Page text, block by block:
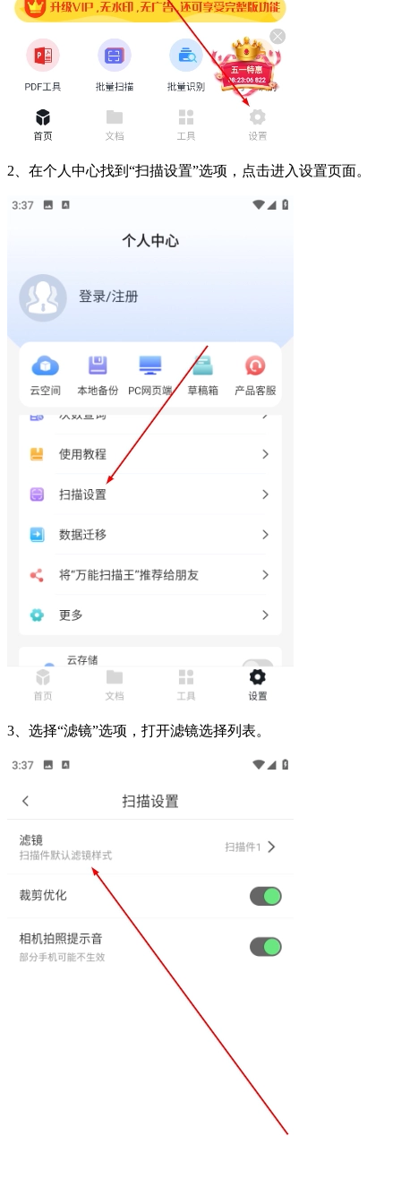
2、在个人中心找到“扫描设置”选项，点击进入设置页面。
3、选择“滤镜”选项，打开滤镜选择列表。